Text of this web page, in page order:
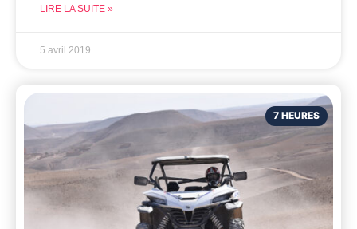
LIRE LA SUITE »
5 avril 2019
7 HEURES